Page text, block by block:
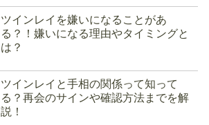
ツインレイを嫌いになることがあ
る？！嫌いになる理由やタイミングと
は？
ツインレイと手相の関係って知って
る？再会のサインや確認方法までを解
説！